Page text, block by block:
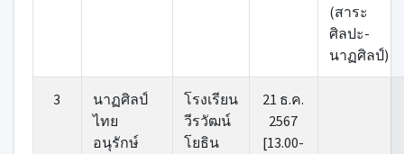
(สาระ
ศิลปะ-
นาฏศิลป์)
3
นาฏศิลป์
ไทย
อนุรักษ์
โรงเรียน
วีรวัฒน์
โยธิน
21 ธ.ค.
2567
[13.00-